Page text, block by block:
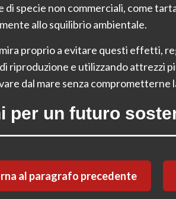
di specie non commerciali, come
allo squilibrio ambientale.
proprio a evitare questi effetti,
riproduzione e utilizzando attrezzi
dal mare senza comprometterne
per un futuro
al paragrafo precedente